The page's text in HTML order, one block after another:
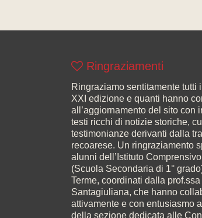
Ringraziamenti
Ringraziamo sentitamente tutti
XXI edizione e quanti hanno
all’aggiornamento del sito con
testi ricchi di notizie storiche,
testimonianze derivanti dalla
recoarese. Un ringraziamento
alunni dell’Istituto Comprensivo
(Scuola Secondaria di 1°
Terme, coordinati dalla
Santagiuliana, che hanno
attivamente e con entusiasmo
della sezione dedicata alle